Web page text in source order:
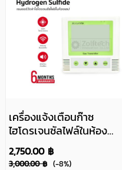
เครื่องแจ้งเตือนก๊าซ
ไฮโดรเจนซัลไฟล์ในห้อง
แลป รุ่น SN-300C3-H2S-
100P
2,750.00 ฿
3,000.00 ฿ (-8%)